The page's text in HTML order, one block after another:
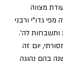
מצווה
גדו"י ורבני
ותשבחות לה'.
יום זה
בהם נהוגה